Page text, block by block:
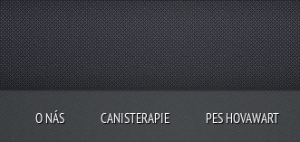
O NÁS CANISTERAPIE PES HOVAWART